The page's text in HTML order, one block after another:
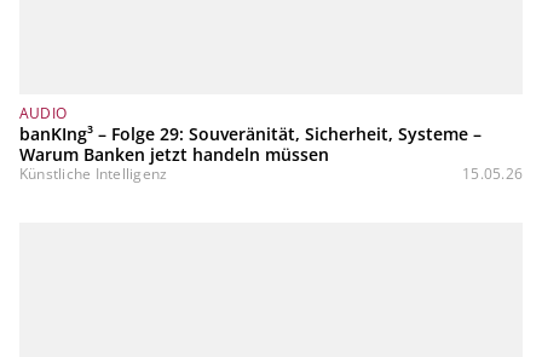
AUDIO
banKIng³ – Folge 29: Souveränität, Sicherheit, Systeme –
Warum Banken jetzt handeln müssen
Künstliche Intelligenz 15.05.26